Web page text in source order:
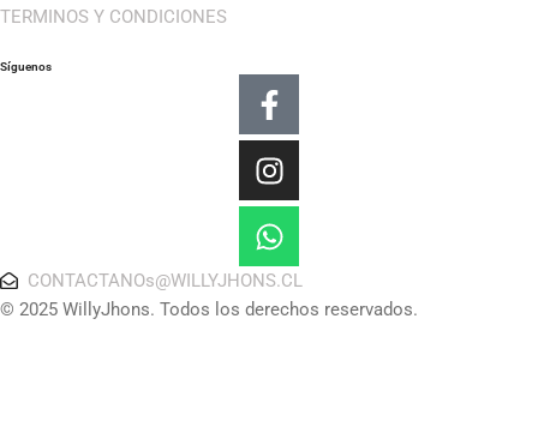
TERMINOS Y CONDICIONES
Síguenos
Facebook-
f
Instagram
Whatsapp
CONTACTANOs@WILLYJHONS.CL
© 2025 WillyJhons. Todos los derechos reservados.